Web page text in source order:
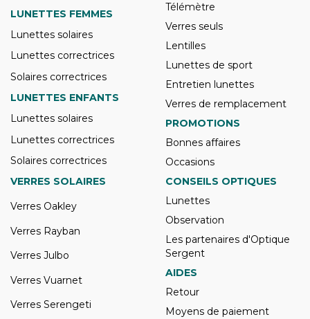
LUNETTES FEMMES
Lunettes solaires
Lunettes correctrices
Solaires correctrices
LUNETTES ENFANTS
Lunettes solaires
Lunettes correctrices
Solaires correctrices
Télémètre
Verres seuls
Lentilles
Lunettes de sport
Entretien lunettes
Verres de remplacement
PROMOTIONS
Bonnes affaires
Occasions
VERRES SOLAIRES
Verres Oakley
Verres Rayban
Verres Julbo
Verres Vuarnet
Verres Serengeti
CONSEILS OPTIQUES
Lunettes
Observation
Les partenaires d'Optique
Sergent
AIDES
Retour
Moyens de paiement